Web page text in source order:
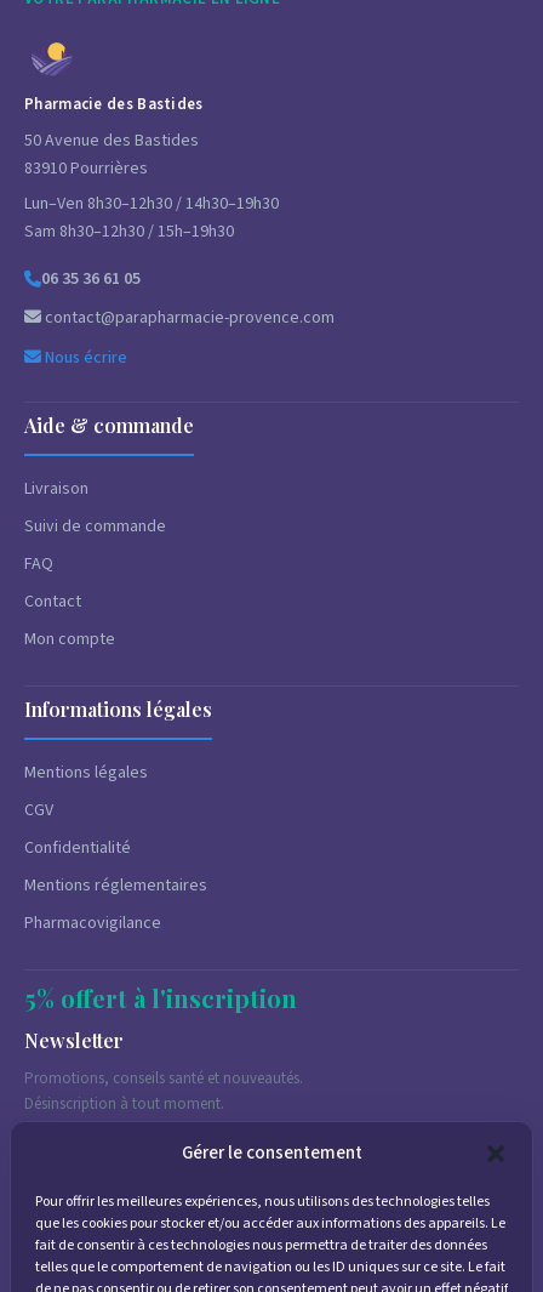
Gérer le consentement
Pour offrir les meilleures expériences, nous utilisons des technologies telles
que les cookies pour stocker et/ou accéder aux informations des appareils. Le
fait de consentir à ces technologies nous permettra de traiter des données
telles que le comportement de navigation ou les ID uniques sur ce site. Le fait
Pharmacie des Bastides
50 Avenue des Bastides
83910 Pourrières
Lun–Ven 8h30–12h30 / 14h30–19h30
Sam 8h30–12h30 / 15h–19h30
06 35 36 61 05
contact@parapharmacie-provence.com
Nous écrire
Aide & commande
Livraison
Suivi de commande
FAQ
Contact
Mon compte
Informations légales
Mentions légales
CGV
Confidentialité
Mentions réglementaires
Pharmacovigilance
5% offert à l'inscription
Newsletter
Promotions, conseils santé et nouveautés.
Désinscription à tout moment.
J'accepte de recevoir des emails marketing conformément à la
politique de confidentialité